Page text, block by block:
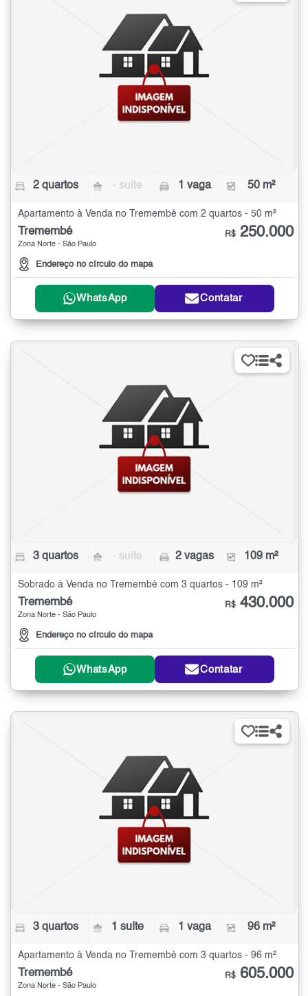
2 quartos - suíte 1 vaga 50 m²
Apartamento à Venda no Tremembé com 2 quartos - 50 m²
Tremembé
Zona Norte - São Paulo
Endereço no círculo do mapa
R$ 250.000
WhatsApp Contatar
3 quartos - suíte 2 vagas 109 m²
Sobrado à Venda no Tremembé com 3 quartos - 109 m²
Tremembé
Zona Norte - São Paulo
Endereço no círculo do mapa
R$ 430.000
WhatsApp Contatar
3 quartos 1 suíte 1 vaga 96 m²
Apartamento à Venda no Tremembé com 3 quartos - 96 m²
Tremembé
Zona Norte - São Paulo
R$ 605.000